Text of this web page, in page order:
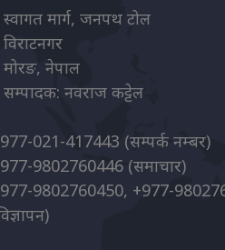
स्वागत मार्ग, जनपथ टोल
विराटनगर
मोरङ, नेपाल
सम्पादक: नवराज कट्टेल
021-417443 (सम्पर्क नम्बर)
9802760446(समाचार)
9802760450, +977-